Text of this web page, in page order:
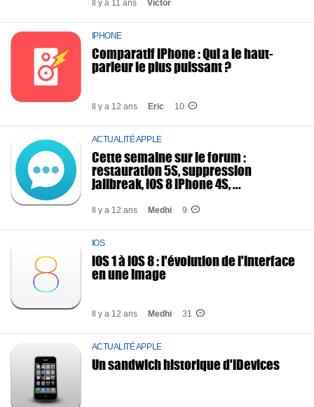
Il y a 11 ans Victor
IPHONE
Comparatif iPhone : Qui a le haut-
parleur le plus puissant ?
Il y a 12 ans Eric 10
ACTUALITÉ APPLE
Cette semaine sur le forum :
restauration 5S, suppression
jailbreak, iOS 8 iPhone 4S, ...
Il y a 12 ans Medhi 9
IOS
iOS 1 à iOS 8 : l'évolution de l'interface
en une image
Il y a 12 ans Medhi 31
ACTUALITÉ APPLE
Un sandwich historique d'iDevices